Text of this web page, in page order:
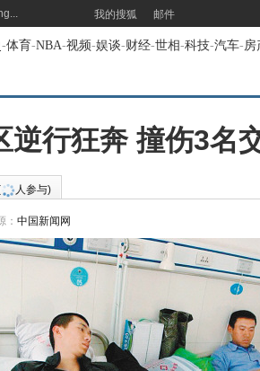
我的搜狐 邮件
-体育-NBA-视频-娱谈-财经-世相-科技-汽车-房
逆行狂奔 撞伤3名
人参与)
： 中国新闻网